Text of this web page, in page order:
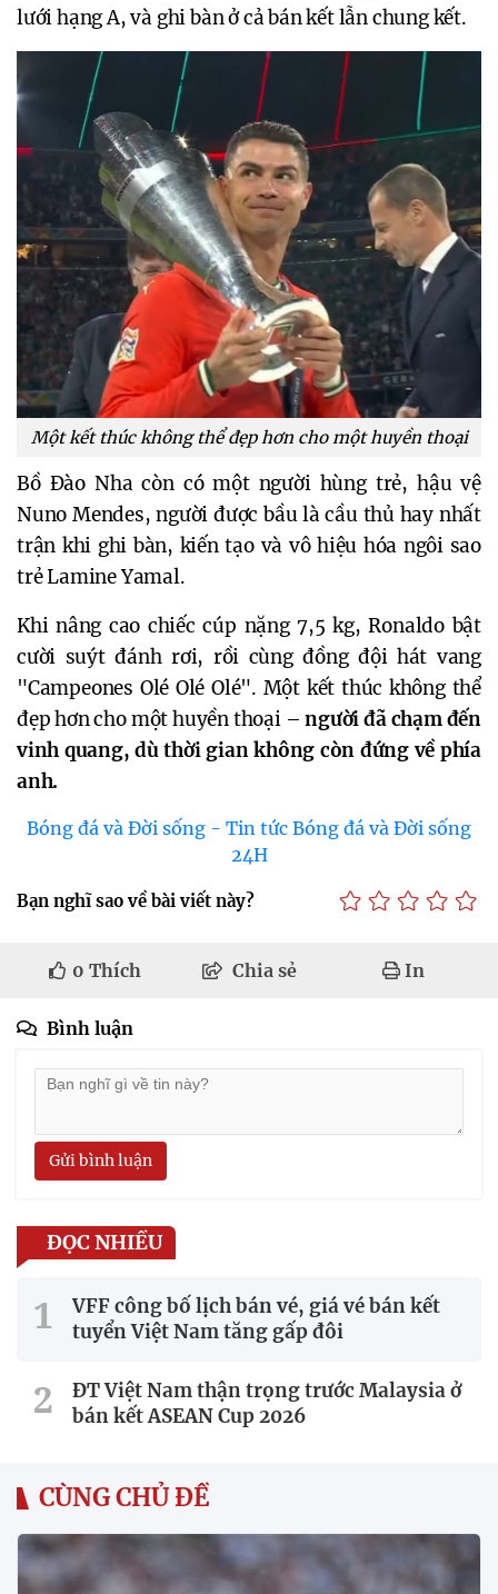
lưới hạng A, và ghi bàn ở cả bán kết lẫn chung kết.
Một kết thúc không thể đẹp hơn cho một huyền thoại
Bồ Đào Nha còn có một người hùng trẻ, hậu vệ
Nuno Mendes, người được bầu là cầu thủ hay nhất
trận khi ghi bàn, kiến tạo và vô hiệu hóa ngôi sao
trẻ Lamine Yamal.
Khi nâng cao chiếc cúp nặng 7,5 kg, Ronaldo bật
cười suýt đánh rơi, rồi cùng đồng đội hát vang
"Campeones Olé Olé Olé". Một kết thúc không thể
đẹp hơn cho một huyền thoại –người đã chạm đến
vinh quang, dù thời gian không còn đứng về phía
anh.
Bóng đá và Đời sống - Tin tức Bóng đá và Đời sống
24H
Bạn nghĩ sao về bài viết này?
0 Thích Chia sẻ In
Bình luận
Gửi bình luận
ĐỌC NHIỀU
VFF công bố lịch bán vé, giá vé bán kết
tuyển Việt Nam tăng gấp đôi
ĐT Việt Nam thận trọng trước Malaysia ở
bán kết ASEAN Cup 2026
CÙNG CHỦ ĐỀ